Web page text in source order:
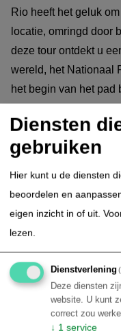
Rio heeft het geluk
locatie, omringd door
deze tour ontdekt u
wereld, het Nationaal
het begin van het
boven de zee)
indrukwekkende
voor een ritje tussen
twee inheemse
capibara en de
spotten is erg groot
Diensten
gebruiken
Hier kunt u de diensten
beoordelen en
eigen inzicht in of uit.
lezen.
Dienstverlening
Deze diensten
website. U kunt
correct zou
↓ 1 service